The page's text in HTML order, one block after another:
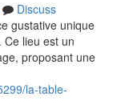
Discuss
gustative unique
lieu est un
proposant une
la-table-